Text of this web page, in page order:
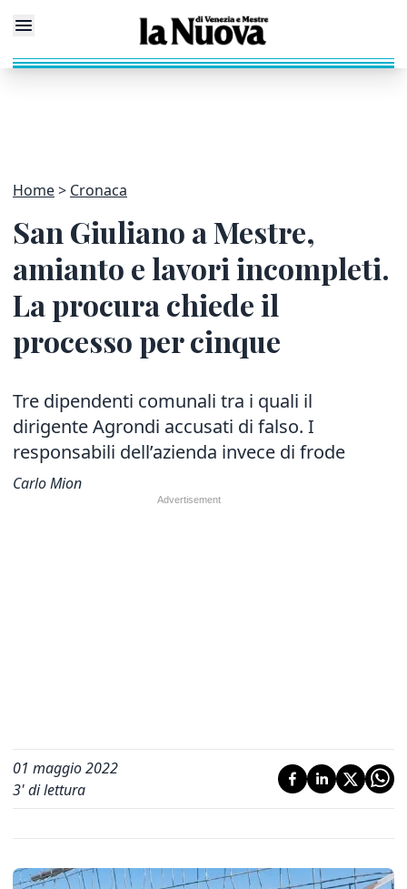
Home Cronaca
San Giuliano a Mestre,
amianto e lavori incompleti.
La procura chiede il
processo per cinque
Tre dipendenti comunali tra i quali il
dirigente Agrondi accusati di falso. I
responsabili dell’azienda invece di frode
Carlo Mion
01 maggio 2022
3' di lettura